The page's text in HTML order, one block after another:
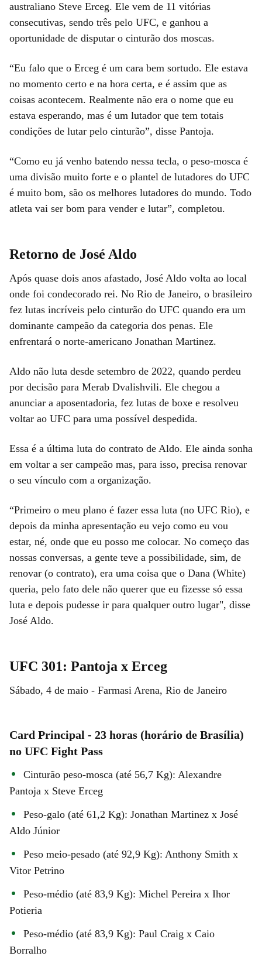
australiano Steve Erceg. Ele vem de 11 vitórias
consecutivas, sendo três pelo UFC, e ganhou a
oportunidade de disputar o cinturão dos moscas.
“Eu falo que o Erceg é um cara bem sortudo. Ele estava
no momento certo e na hora certa, e é assim que as
coisas acontecem. Realmente não era o nome que eu
estava esperando, mas é um lutador que tem totais
condições de lutar pelo cinturão”, disse Pantoja.
“Como eu já venho batendo nessa tecla, o peso-mosca é
uma divisão muito forte e o plantel de lutadores do UFC
é muito bom, são os melhores lutadores do mundo. Todo
atleta vai ser bom para vender e lutar”, completou.
Retorno de José Aldo
Após quase dois anos afastado, José Aldo volta ao local
onde foi condecorado rei. No Rio de Janeiro, o brasileiro
fez lutas incríveis pelo cinturão do UFC quando era um
dominante campeão da categoria dos penas. Ele
enfrentará o norte-americano Jonathan Martinez.
Aldo não luta desde setembro de 2022, quando perdeu
por decisão para Merab Dvalishvili. Ele chegou a
anunciar a aposentadoria, fez lutas de boxe e resolveu
voltar ao UFC para uma possível despedida.
Essa é a última luta do contrato de Aldo. Ele ainda sonha
em voltar a ser campeão mas, para isso, precisa renovar
o seu vínculo com a organização.
“Primeiro o meu plano é fazer essa luta (no UFC Rio), e
depois da minha apresentação eu vejo como eu vou
estar, né, onde que eu posso me colocar. No começo das
nossas conversas, a gente teve a possibilidade, sim, de
renovar (o contrato), era uma coisa que o Dana (White)
queria, pelo fato dele não querer que eu fizesse só essa
luta e depois pudesse ir para qualquer outro lugar", disse
José Aldo.
UFC 301: Pantoja x Erceg
Sábado, 4 de maio - Farmasi Arena, Rio de Janeiro
Card Principal - 23 horas (horário de Brasília)
no UFC Fight Pass
Cinturão peso-mosca (até 56,7 Kg): Alexandre
Pantoja x Steve Erceg
Peso-galo (até 61,2 Kg): Jonathan Martinez x José
Aldo Júnior
Peso meio-pesado (até 92,9 Kg): Anthony Smith x
Vitor Petrino
Peso-médio (até 83,9 Kg): Michel Pereira x Ihor
Potieria
Peso-médio (até 83,9 Kg): Paul Craig x Caio
Borralho